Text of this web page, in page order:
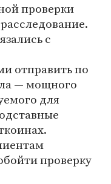
проверки
с
отправить по
— мощного
для
проверку